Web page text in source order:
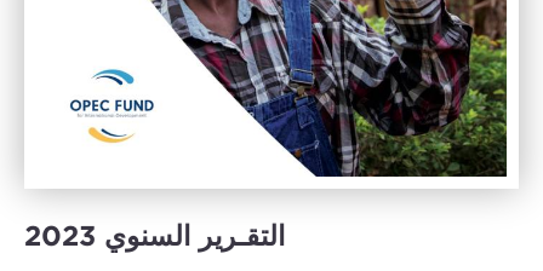
2023 التقـرير السنوي